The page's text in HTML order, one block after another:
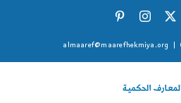
X
Instagram
almaaref@maarefhekmiya.org